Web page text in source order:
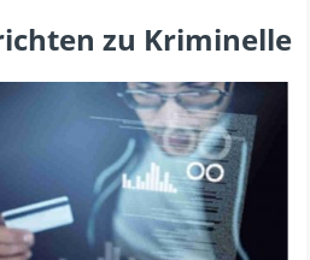
zu Kriminelle